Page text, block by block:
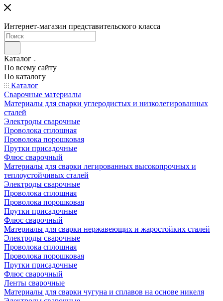
Интернет-магазин представительского класса
Каталог
По всему сайту
По каталогу
Каталог
Сварочные материалы
Материалы для сварки углеродистых и низколегированных
сталей
Электроды сварочные
Проволока сплошная
Проволока порошковая
Прутки присадочные
Флюс сварочный
Материалы для сварки легированных высокопрочных и
теплоустойчивых сталей
Электроды сварочные
Проволока сплошная
Проволока порошковая
Прутки присадочные
Флюс сварочный
Материалы для сварки нержавеющих и жаростойких сталей
Электроды сварочные
Проволока сплошная
Проволока порошковая
Прутки присадочные
Флюс сварочный
Ленты сварочные
Материалы для сварки чугуна и сплавов на основе никеля